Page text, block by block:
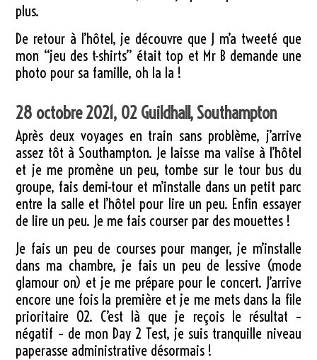
plus.
De retour à l’hôtel, je découvre que J m’a tweeté que
mon “jeu des t-shirts” était top et Mr B demande une
photo pour sa famille, oh la la !
28 octobre 2021, 02 Guildhall, Southampton
Après deux voyages en train sans problème, j’arrive
assez tôt à Southampton. Je laisse ma valise à l’hôtel
et je me promène un peu, tombe sur le tour bus du
groupe, fais demi-tour et m’installe dans un petit parc
entre la salle et l’hôtel pour lire un peu. Enfin essayer
de lire un peu. Je me fais courser par des mouettes !
Je fais un peu de courses pour manger, je m’installe
dans ma chambre, je fais un peu de lessive (mode
glamour on) et je me prépare pour le concert. J’arrive
encore une fois la première et je me mets dans la file
prioritaire O2. C’est là que je reçois le résultat –
négatif – de mon Day 2 Test, je suis tranquille niveau
paperasse administrative désormais !